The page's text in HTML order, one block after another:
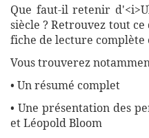
Que faut-il retenir
siècle ? Retrouvez tout
fiche de lecture complète
Vous trouverez
• Un résumé complet
• Une présentation des
et Léopold Bloom